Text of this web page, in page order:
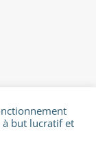
Es Perreyres
à but lucratif et